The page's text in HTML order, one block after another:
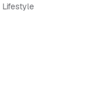
Lifestyle